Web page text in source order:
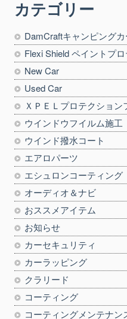
カテゴリー
DamCraftキャンピング
Flexi Shield ペイントプ
New Car
Used Car
ＸＰＥＬプロテクション
ウインドウフイルム施工
ウインド撥水コート
エアロパーツ
エシュロンコーティング
オーディオ＆ナビ
おススメアイテム
お知らせ
カーセキュリティ
カーラッピング
クラリード
コーティング
コーティングメンテナン